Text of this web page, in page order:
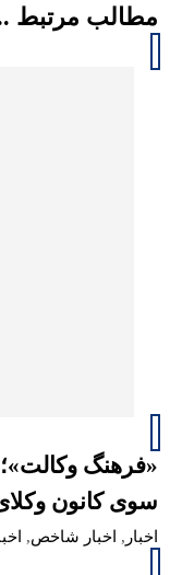
مطالب مرتبط
«فرهنگ وکالت»؛
سوی کانون
اخبار , اخبار شاخص,